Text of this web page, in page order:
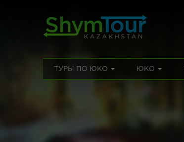
ТУРЫ ПО ЮКО ЮКО